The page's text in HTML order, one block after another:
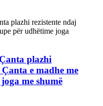
plazhi
e madhe me
me shumë